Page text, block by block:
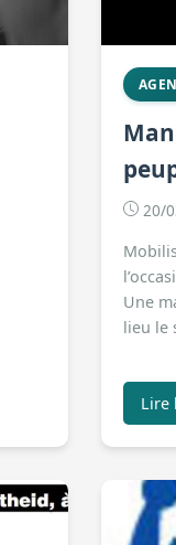
20/
Une
lieu le
Lire